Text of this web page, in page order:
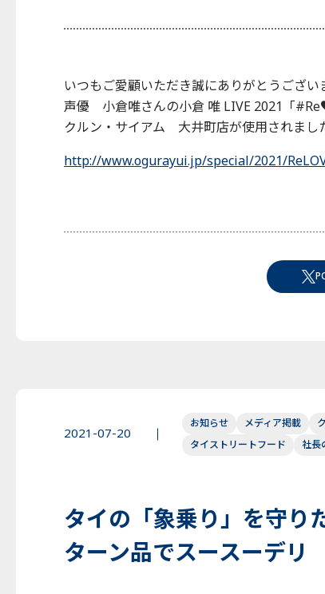
いつもご愛顧いただき誠にありがとうござい
声優 小倉唯さんの小倉 唯 LIVE 2021「
クルン・サイアム 大井町店が使用されまし
http://www.ogurayui.jp/special/2021/
2021-07-20
お知らせ メディア掲載
タイストリートフード
社長
タイの「象乗り」を守り
ターン品でスースーデリ